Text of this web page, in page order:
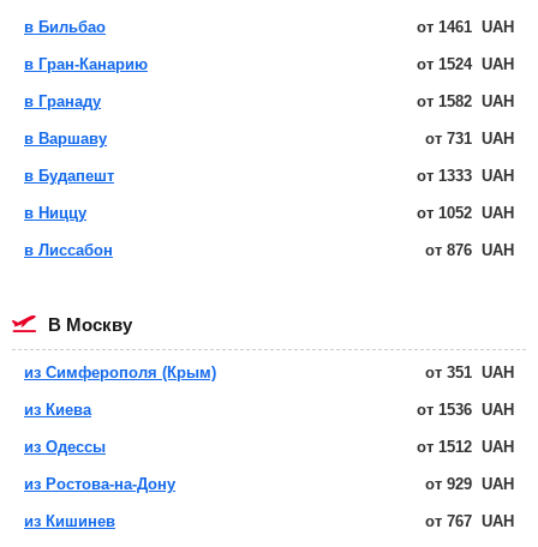
в Бильбао от 1461 UAH
в Гран-Канарию от 1524 UAH
в Гранаду от 1582 UAH
в Варшаву от 731 UAH
в Будапешт от 1333 UAH
в Ниццу от 1052 UAH
в Лиссабон от 876 UAH
в Москву
из Симферополя (Крым) от 351 UAH
из Киева от 1536 UAH
из Одессы от 1512 UAH
из Ростова-на-Дону от 929 UAH
из Кишинев от 767 UAH